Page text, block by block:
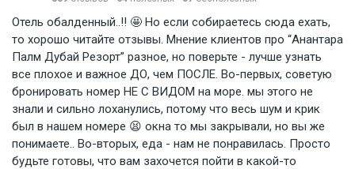
Отель обалденный..!! 🤩 Но если собираетесь сюда ехать,
то хорошо читайте отзывы. Мнение клиентов про “Анантара
Палм Дубай Резорт” разное, но поверьте - лучше узнать
все плохое и важное ДО, чем ПОСЛЕ. Во-первых, советую
бронировать номер НЕ С ВИДОМ на море. мы этого не
знали и сильно лоханулись, потому что весь шум и крик
был в нашем номере 😫 окна то мы закрывали, но вы же
понимаете.. Во-вторых, еда - нам не понравилась. Просто
будьте готовы, что вам захочется пойти в какой-то